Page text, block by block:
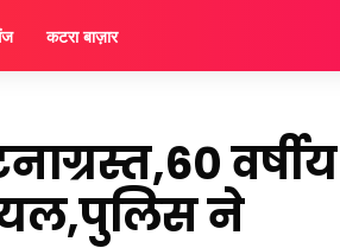
कटरा बाज़ार
वर्षीय
ने